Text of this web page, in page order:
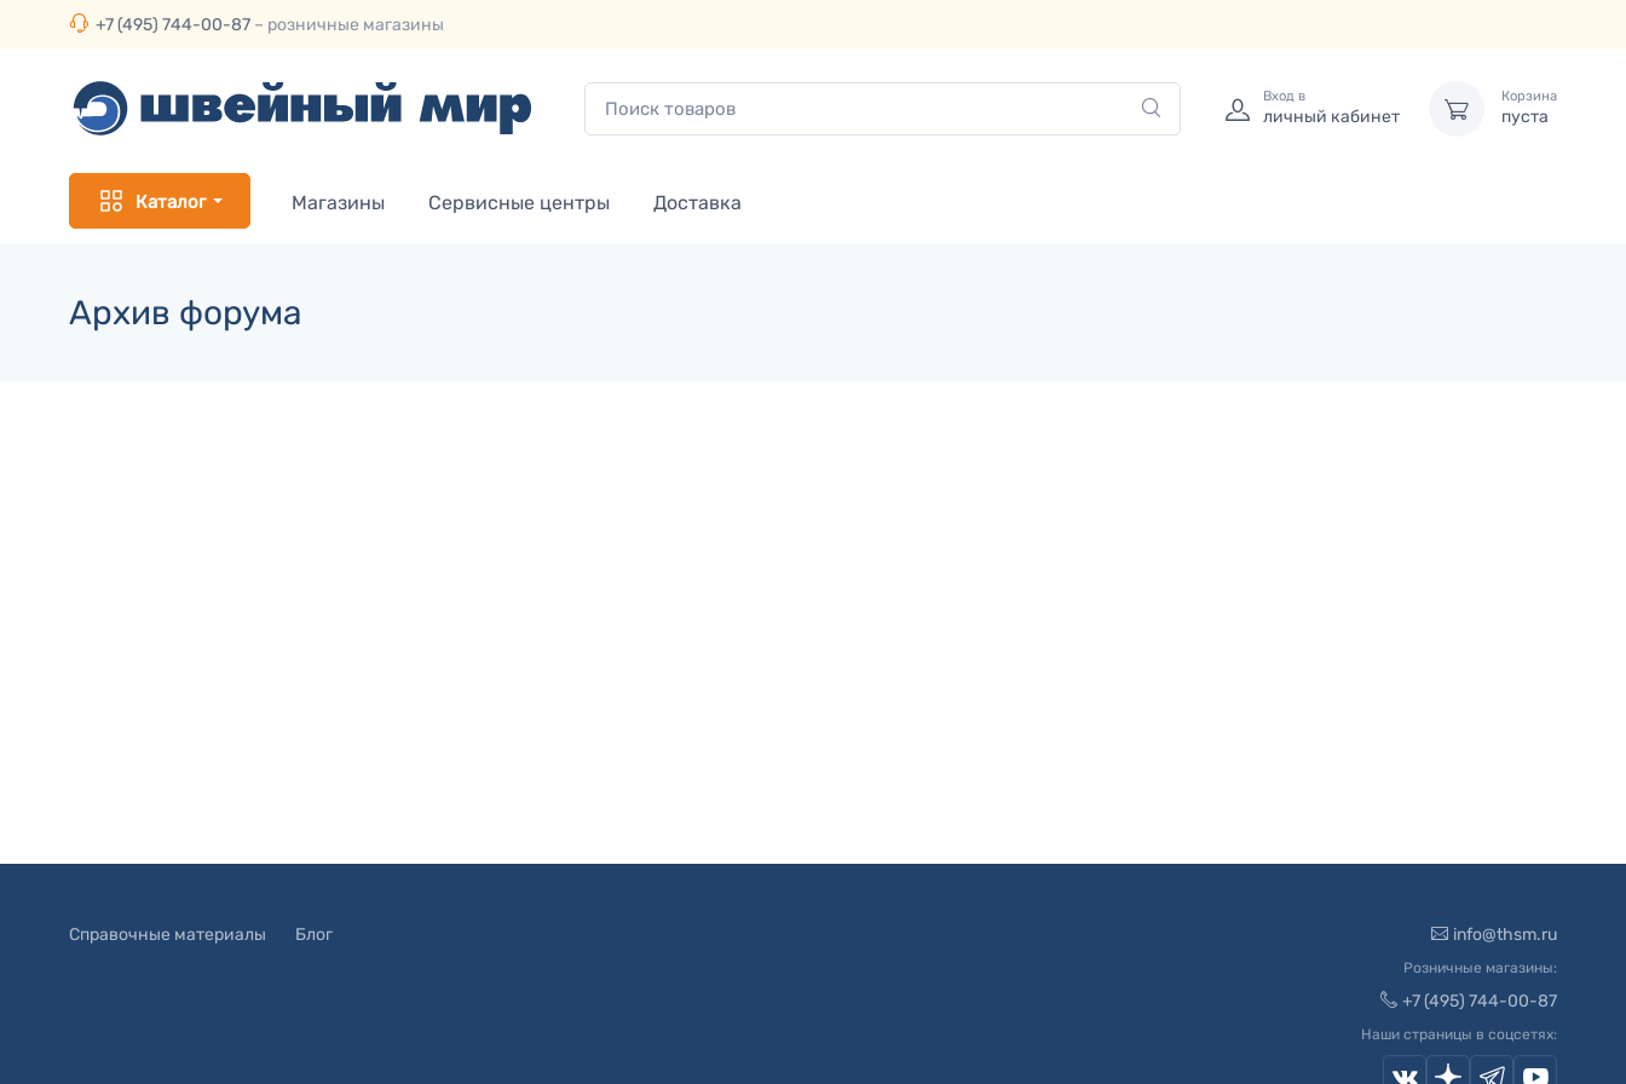
+7 (495) 744-00-87 – розничные магазины
Вход в
личный кабинет
Корзина
пуста
Каталог Магазины Сервисные центры Доставка
Архив форума
Справочные материалы Блог info@thsm.ru
Розничные магазины:
+7 (495) 744-00-87
Наши страницы в соцсетях: